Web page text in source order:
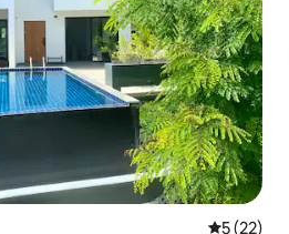
5 (22)